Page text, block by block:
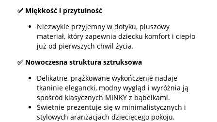
✅ Miękkość i przytulność
Niezwykle przyjemny w dotyku, pluszowy
materiał, który zapewnia dziecku komfort i ciepło
już od pierwszych chwil życia.
✅ Nowoczesna struktura sztruksowa
Delikatne, prążkowane wykończenie nadaje
tkaninie elegancki, modny wygląd i wyróżnia ją
spośród klasycznych MINKY z bąbelkami.
Świetnie prezentuje się w minimalistycznych i
stylowych aranżacjach dziecięcego pokoju.